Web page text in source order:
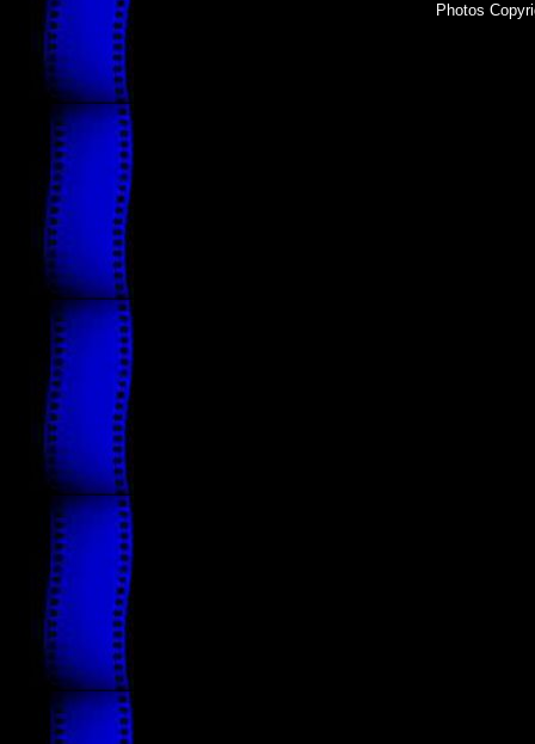
Photos